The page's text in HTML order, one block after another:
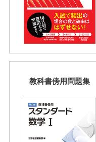
教科書傍用問題集